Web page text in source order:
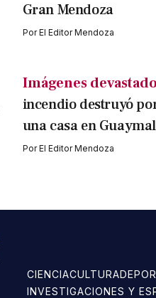
Gran Mendoza
PorEl Editor Mendoza
Imágenes
incendio destruyó
una casa en
PorEl Editor Mendoza
CIENCIACULTURA
INVESTIGACIONES Y